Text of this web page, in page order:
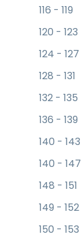
116 - 119
120 - 123
124 - 127
128 - 131
132 - 135
136 - 139
140 - 143
140 - 147
148 - 151
149 - 152
150 - 153